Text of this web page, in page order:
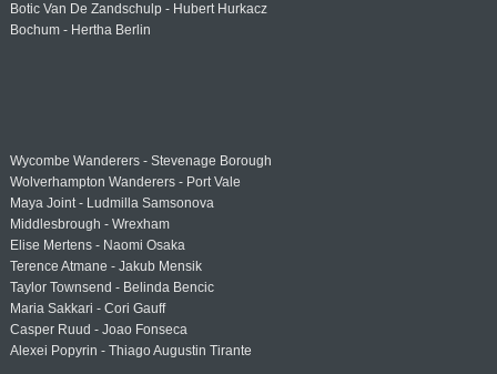
Botic Van De Zandschulp - Hubert Hurkacz
Bochum - Hertha Berlin
Wycombe Wanderers - Stevenage Borough
Wolverhampton Wanderers - Port Vale
Maya Joint - Ludmilla Samsonova
Middlesbrough - Wrexham
Elise Mertens - Naomi Osaka
Terence Atmane - Jakub Mensik
Taylor Townsend - Belinda Bencic
Maria Sakkari - Cori Gauff
Casper Ruud - Joao Fonseca
Alexei Popyrin - Thiago Augustin Tirante